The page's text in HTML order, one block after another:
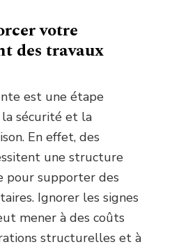
votre
des travaux
est une étape
sécurité et la
En effet, des
une structure
pour supporter des
Ignorer les signes
mener à des coûts
structurelles et à